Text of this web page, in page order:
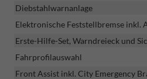
Diebstahlwarnanlage
Elektronische Feststellbremse inkl.
Erste-Hilfe-Set, Warndreieck und
Fahrprofilauswahl
Front Assist inkl. City Emergency